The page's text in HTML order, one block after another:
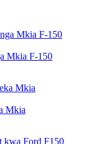
Mkia F-150
Mkia